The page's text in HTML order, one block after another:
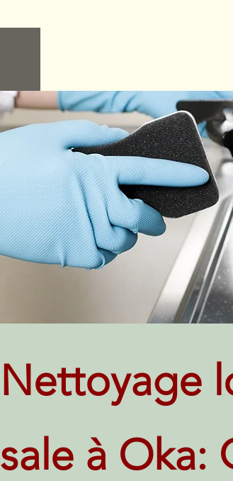
Nettoyage
sale à Oka: